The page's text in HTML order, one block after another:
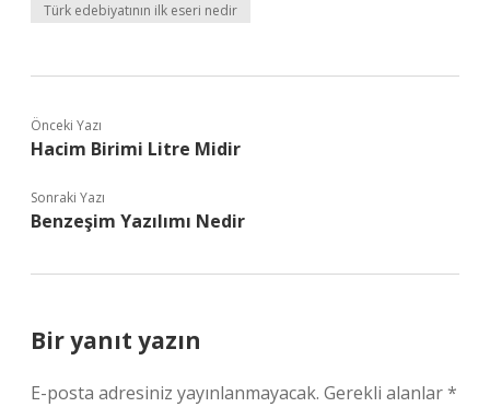
Türk edebiyatının ilk eseri nedir
Önceki Yazı
Hacim Birimi Litre Midir
Sonraki Yazı
Benzeşim Yazılımı Nedir
Bir yanıt yazın
E-posta adresiniz yayınlanmayacak. Gerekli alanlar*